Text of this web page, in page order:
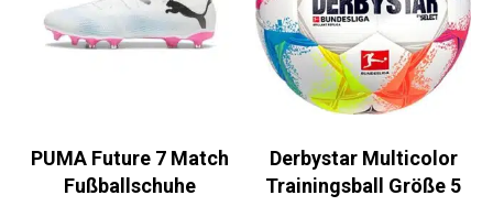
Fußballschuhe
Trainingsball Größe 5